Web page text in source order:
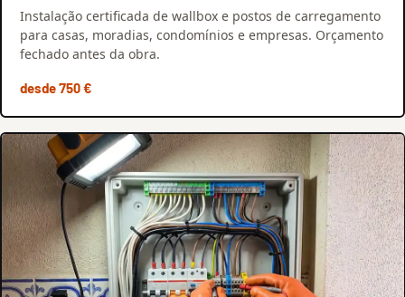
Instalação certificada de wallbox e postos de carregamento
para casas, moradias, condomínios e empresas. Orçamento
fechado antes da obra.
desde 750 €